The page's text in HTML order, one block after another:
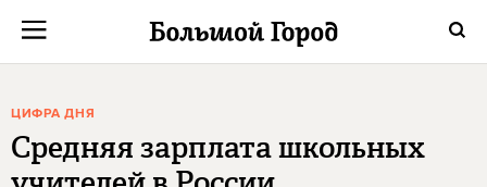
ЦИФРА ДНЯ
Средняя зарплата школьных